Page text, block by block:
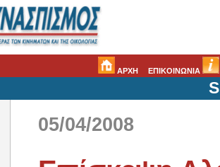
ΑΡΧΗ ΕΠΙΚΟΙΝΩΝΙΑ
05/04/2008